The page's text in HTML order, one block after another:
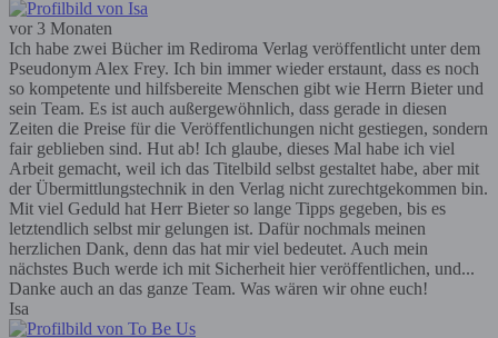
vor 3 Monaten
Ich habe zwei Bücher im Rediroma Verlag veröffentlicht unter dem
Pseudonym Alex Frey. Ich bin immer wieder erstaunt, dass es noch
so kompetente und hilfsbereite Menschen gibt wie Herrn Bieter und
sein Team. Es ist auch außergewöhnlich, dass gerade in diesen
Zeiten die Preise für die Veröffentlichungen nicht gestiegen, sondern
fair geblieben sind. Hut ab! Ich glaube, dieses Mal habe ich viel
Arbeit gemacht, weil ich das Titelbild selbst gestaltet habe, aber mit
der Übermittlungstechnik in den Verlag nicht zurechtgekommen bin.
Mit viel Geduld hat Herr Bieter so lange Tipps gegeben, bis es
letztendlich selbst mir gelungen ist. Dafür nochmals meinen
herzlichen Dank, denn das hat mir viel bedeutet. Auch mein
nächstes Buch werde ich mit Sicherheit hier veröffentlichen, und...
Danke auch an das ganze Team. Was wären wir ohne euch!
Isa